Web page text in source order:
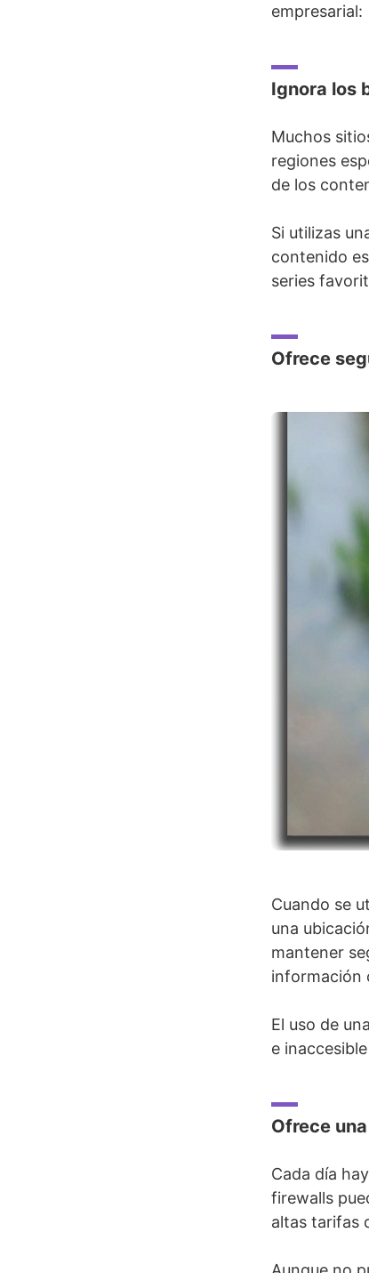
empresarial:
Ignora los
Muchos
regiones
de los
Si utilizas
contenido
series
Ofrece
Cuando se
una
mantener
información
El uso de
e
Ofrece
Cada día
firewalls
altas tarifas